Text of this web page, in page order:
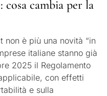
cosa cambia per la
non è più una novità “in
italiane stanno già
2025 il Regolamento
con effetti
e sulla